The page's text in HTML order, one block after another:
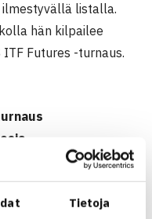
Tietoja
ilmestyvällä listalla.
hän kilpailee
Futures -turnaus.
Christopher Rungkat